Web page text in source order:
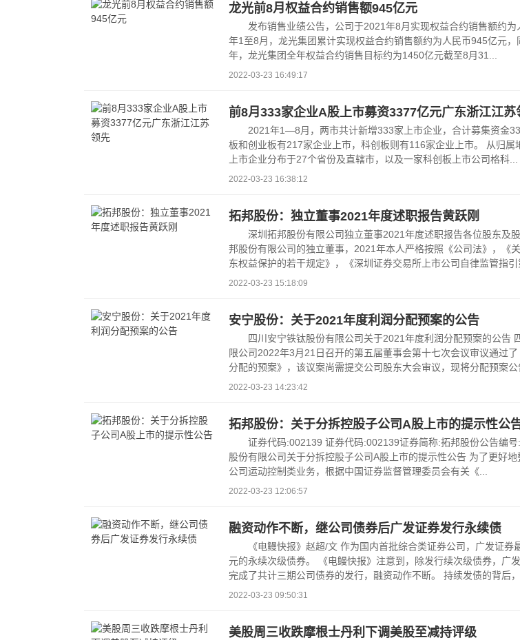
龙光前8月权益合约销售额945亿元
发布销售业绩公告，公司于2021年8月实现权益合约销售额约
年1至8月，龙光集团累计实现权益合约销售额约为人民币945亿元，
年，龙光集团全年权益合约销售目标约为1450亿元截至8月31...
2022-03-23 16:49:17
前8月333家企业A股上市募资3377亿元广东浙江江苏
2021年1—8月，两市共计新增333家上市企业，合计募集资金
板和创业板有217家企业上市，科创板则有116家企业上市。 从归
上市企业分布于27个省份及直辖市，以及一家科创板上市公司格科...
2022-03-23 16:38:12
拓邦股份：独立董事2021年度述职报告黄跃刚
深圳拓邦股份有限公司独立董事2021年度述职报告各位股东及
邦股份有限公司的独立董事，2021年本人严格按照《公司法》，《
东权益保护的若干规定》，《深圳证券交易所上市公司自律监管指
2022-03-23 15:18:09
安宁股份：关于2021年度利润分配预案的公告
四川安宁铁钛股份有限公司关于2021年度利润分配预案的公告
限公司2022年3月21日召开的第五届董事会第十七次会议审议通过
分配的预案》，该议案尚需提交公司股东大会审议，现将分配预案公
2022-03-23 14:23:42
拓邦股份：关于分拆控股子公司A股上市的提示性公
证券代码:002139 证券代码:002139证券简称:拓邦股份公告编
股份有限公司关于分拆控股子公司A股上市的提示性公告 为了更好
公司运动控制类业务，根据中国证券监督管理委员会有关《...
2022-03-23 12:06:57
融资动作不断，继公司债券后广发证券发行永续债
《电鳗快报》赵超/文 作为国内首批综合类证券公司，广发证券
元的永续次级债券。 《电鳗快报》注意到，除发行续次级债券，广
完成了共计三期公司债券的发行，融资动作不断。 持续发债的背后，
2022-03-23 09:50:31
美股周三收跌摩根士丹利下调美股至减持评级